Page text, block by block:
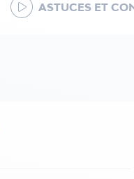
ASTUCES ET